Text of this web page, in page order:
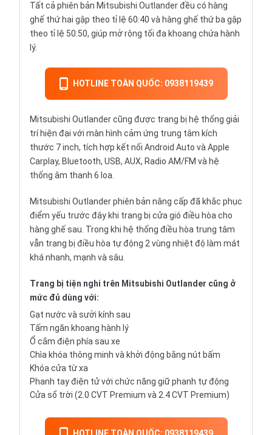
Tất cả phiên bản Mitsubishi Outlander đều có hàng
ghế thứ hai gập theo tỉ lệ 60:40 và hàng ghế thứ ba gập
theo tỉ lệ 50:50, giúp mở rộng tối đa khoang chứa hành
lý.
HOTLINE TOÀN QUỐC: 0938119439
Mitsubishi Outlander cũng được trang bị hệ thống giải
trí hiện đại với màn hình cảm ứng trung tâm kích
thước 7 inch, tích hợp kết nối Android Auto và Apple
Carplay, Bluetooth, USB, AUX, Radio AM/FM và hệ
thống âm thanh 6 loa.
Mitsubishi Outlander phiên bản nâng cấp đã khắc phục
điểm yếu trước đây khi trang bị cửa gió điều hòa cho
hàng ghế sau. Trong khi hệ thống điều hòa trung tâm
vẫn trang bị điều hòa tự động 2 vùng nhiệt độ làm mát
khá nhanh, mạnh và sâu.
Trang bị tiện nghi trên Mitsubishi Outlander cũng ở
mức đủ dùng với:
Gạt nước và sưởi kính sau
Tấm ngăn khoang hành lý
Ổ cắm điện phía sau xe
Chìa khóa thông minh và khởi động bằng nút bấm
Khóa cửa từ xa
Phanh tay điện tử với chức năng giữ phanh tự động
Cửa sổ trời (2.0 CVT Premium và 2.4 CVT Premium)